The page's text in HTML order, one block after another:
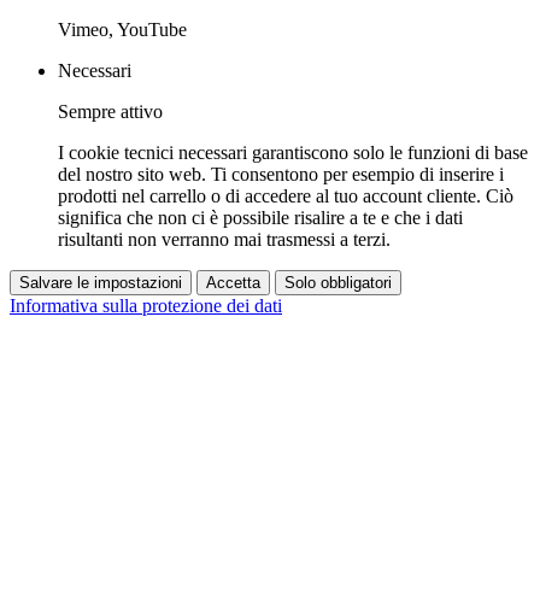
Vimeo, YouTube
Necessari
Sempre attivo
I cookie tecnici necessari garantiscono solo le funzioni di base
del nostro sito web. Ti consentono per esempio di inserire i
prodotti nel carrello o di accedere al tuo account cliente. Ciò
significa che non ci è possibile risalire a te e che i dati
risultanti non verranno mai trasmessi a terzi.
Salvare le impostazioni Accetta Solo obbligatori
Informativa sulla protezione dei dati